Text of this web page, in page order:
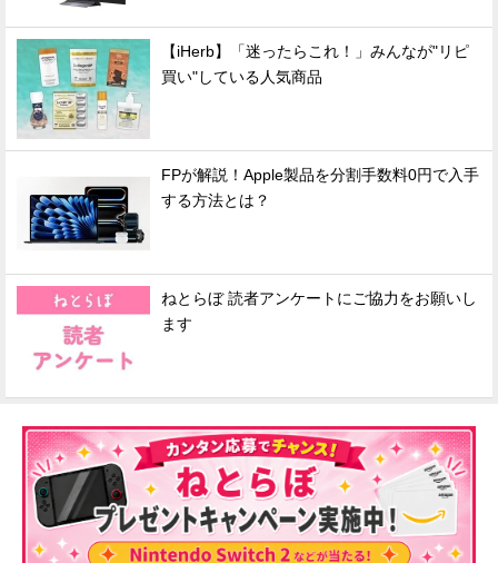
【iHerb】「迷ったらこれ！」みんなが"リピ
買い"している人気商品
FPが解説！Apple製品を分割手数料0円で入手
する方法とは？
ねとらぼ 読者アンケートにご協力をお願いし
ます